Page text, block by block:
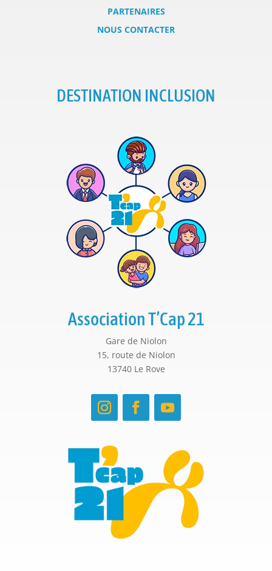
PARTENAIRES
NOUS CONTACTER
DESTINATION INCLUSION
Association T’Cap 21
Gare de Niolon
15, route de Niolon
13740 Le Rove